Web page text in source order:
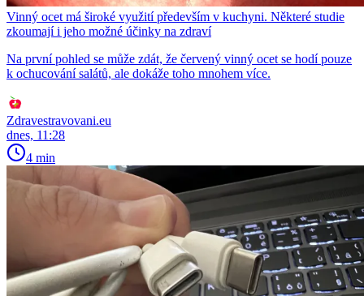
Vinný ocet má široké využití především v kuchyni. Některé studie
zkoumají i jeho možné účinky na zdraví
Na první pohled se může zdát, že červený vinný ocet se hodí pouze
k ochucování salátů, ale dokáže toho mnohem více.
Zdravestravovani.eu
dnes, 11:28
4 min